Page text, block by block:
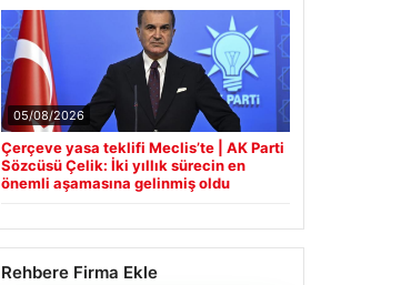
05/08/2026
Çerçeve yasa teklifi Meclis’te | AK Parti
Sözcüsü Çelik: İki yıllık sürecin en
önemli aşamasına gelinmiş oldu
Rehbere Firma Ekle